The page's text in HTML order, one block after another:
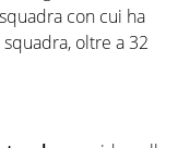
con cui ha
oltre a 32